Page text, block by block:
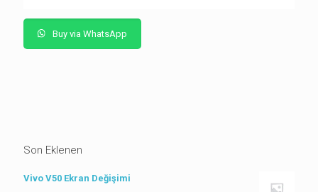
Buy via WhatsApp
Son Eklenen
Vivo V50 Ekran Değişimi